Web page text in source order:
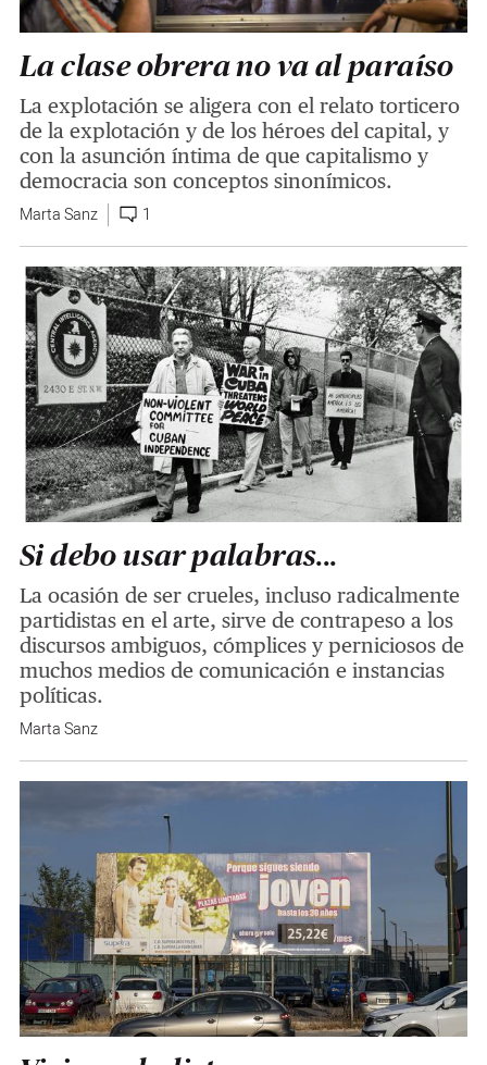
La clase obrera no va al paraíso
La explotación se aligera con el relato torticero
de la explotación y de los héroes del capital, y
con la asunción íntima de que capitalismo y
democracia son conceptos sinonímicos.
Marta Sanz 1
Si debo usar palabras...
La ocasión de ser crueles, incluso radicalmente
partidistas en el arte, sirve de contrapeso a los
discursos ambiguos, cómplices y perniciosos de
muchos medios de comunicación e instancias
políticas.
Marta Sanz